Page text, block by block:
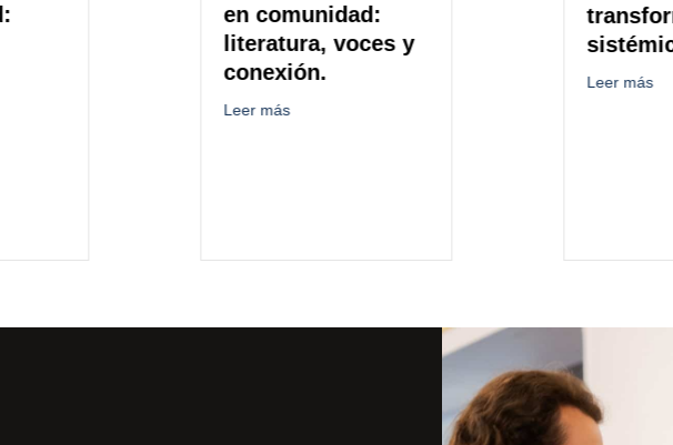
la comunidad: Marisela
en comunidad:
literatura, voces y
conexión.
about Sant Jordi se vive en comunidad: literatura, voces y
sistémica
about